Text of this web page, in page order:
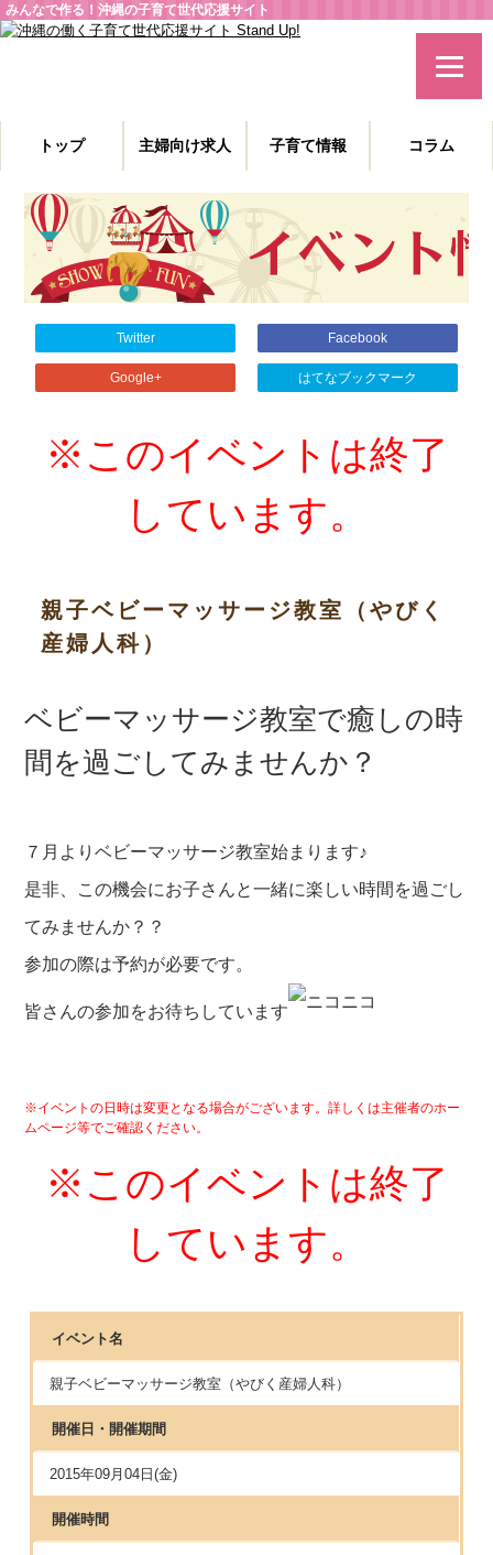
みんなで作る！沖縄の子育て世代応援サイト
主婦特化型の求人情報と、子育てや教育に役立つコラムを発信。
沖縄の子育て世代、働くママを応援します！
トップ 主婦向け求人 子育て情報 コラム
Twitter Facebook
Google+ はてなブックマーク
※このイベントは終了
しています。
親子ベビーマッサージ教室（やびく
産婦人科）
ベビーマッサージ教室で癒しの時
間を過ごしてみませんか？
７月よりベビーマッサージ教室始まります♪
是非、この機会にお子さんと一緒に楽しい時間を過ごし
てみませんか？？
参加の際は予約が必要です。
皆さんの参加をお待ちしています
※イベントの日時は変更となる場合がございます。詳しくは主催者のホー
ムページ等でご確認ください。
※このイベントは終了
しています。
イベント名
親子ベビーマッサージ教室（やびく産婦人科）
開催日・開催期間
2015年09月04日(金)
開催時間